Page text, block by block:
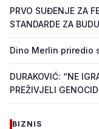
PRVO SUĐENJE ZA
STANDARDE ZA
Dino Merlin priredio
DURAKOVIĆ: “NE
PREŽIVJELI
BIZNIS